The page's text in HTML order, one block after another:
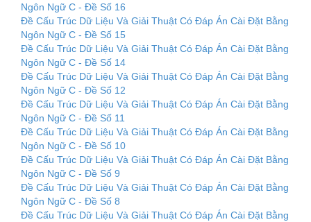
Ngôn Ngữ C - Đề Số 16
Đề Cấu Trúc Dữ Liệu Và Giải Thuật Có Đáp Án Cài Đặt Bằng
Ngôn Ngữ C - Đề Số 15
Đề Cấu Trúc Dữ Liệu Và Giải Thuật Có Đáp Án Cài Đặt Bằng
Ngôn Ngữ C - Đề Số 14
Đề Cấu Trúc Dữ Liệu Và Giải Thuật Có Đáp Án Cài Đặt Bằng
Ngôn Ngữ C - Đề Số 12
Đề Cấu Trúc Dữ Liệu Và Giải Thuật Có Đáp Án Cài Đặt Bằng
Ngôn Ngữ C - Đề Số 11
Đề Cấu Trúc Dữ Liệu Và Giải Thuật Có Đáp Án Cài Đặt Bằng
Ngôn Ngữ C - Đề Số 10
Đề Cấu Trúc Dữ Liệu Và Giải Thuật Có Đáp Án Cài Đặt Bằng
Ngôn Ngữ C - Đề Số 9
Đề Cấu Trúc Dữ Liệu Và Giải Thuật Có Đáp Án Cài Đặt Bằng
Ngôn Ngữ C - Đề Số 8
Đề Cấu Trúc Dữ Liệu Và Giải Thuật Có Đáp Án Cài Đặt Bằng